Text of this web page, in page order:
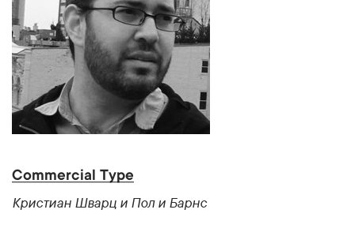
Commercial Type
Кристиан Шварц и Пол и Барнс